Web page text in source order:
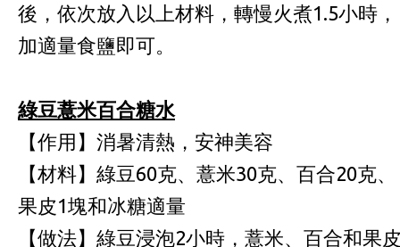
後，依次放入以上材料，轉慢火煮1.5小時，
加適量食鹽即可。
綠豆薏米百合糖水
【作用】消暑清熱，安神美容
【材料】綠豆60克、薏米30克、百合20克、
果皮1塊和冰糖適量
【做法】綠豆浸泡2小時，薏米、百合和果